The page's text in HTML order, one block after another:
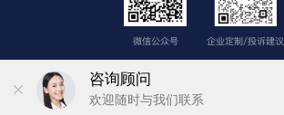
微信公众号 企业定制/投诉建议
版权所有 上海圣钧信息科技有限公司
备32011502013601号